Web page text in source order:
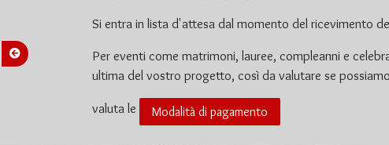
Si entra in lista d'attesa dal momento del ricevimento
Per eventi come matrimoni, lauree, compleanni e
ultima del vostro progetto, così da valutare se
valuta le Modalità di pagamento